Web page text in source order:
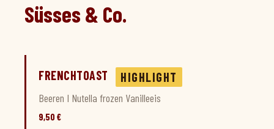
Süsses & Co.
FRENCHTOAST HIGHLIGHT
Beeren I Nutella frozen Vanilleeis
9,50 €